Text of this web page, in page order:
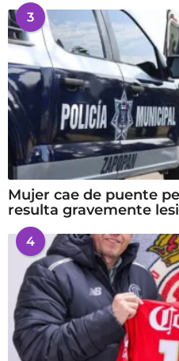
3
Mujer cae de puente
resulta gravemente
4